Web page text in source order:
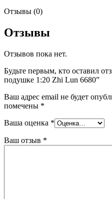
Отзывы (0)
Отзывы
Отзывов пока нет.
Будьте первым, кто оставил
подушке 1:20 Zhi Lun 6680”
Ваш адрес email не будет
помечены *
Ваша оценка *
Ваш отзыв *